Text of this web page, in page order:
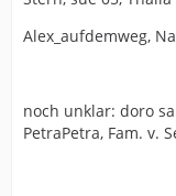
Alex_aufdemweg,
noch unklar: doro
PetraPetra, Fam. v.